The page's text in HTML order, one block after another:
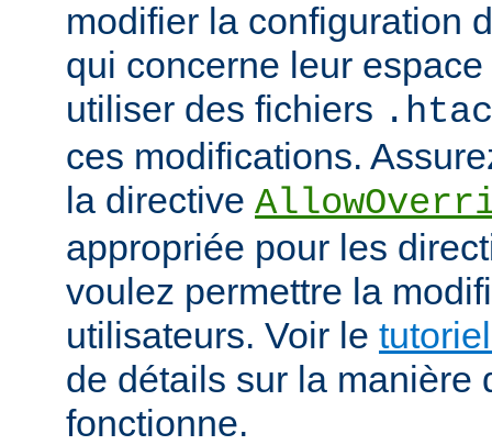
modifier la configuration
qui concerne leur
utiliser des fichiers
ces modifications.
la directive
appropriée pour les
voulez permettre la
utilisateurs. Voir le
de détails sur la manière
fonctionne.